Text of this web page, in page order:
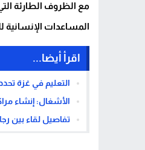
المساعدات
اقرأ أيضا...
التعليم في غزة
الأشغال: إنشاء
تفاصيل لقاء بين